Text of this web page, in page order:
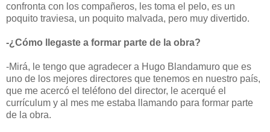
confronta con los compañeros, les toma el pelo, es un
poquito traviesa, un poquito malvada, pero muy divertido.
-¿Cómo llegaste a formar parte de la obra?
-Mirá, le tengo que agradecer a Hugo Blandamuro que es
uno de los mejores directores que tenemos en nuestro país,
que me acercó el teléfono del director, le acerqué el
currículum y al mes me estaba llamando para formar parte
de la obra.